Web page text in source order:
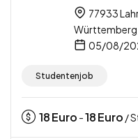
77933
05/08/
Studentenjob
18Euro -18Euro /